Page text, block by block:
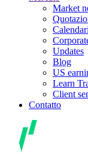
Market
Updates
Blog
US
Learn
Client
Contatto